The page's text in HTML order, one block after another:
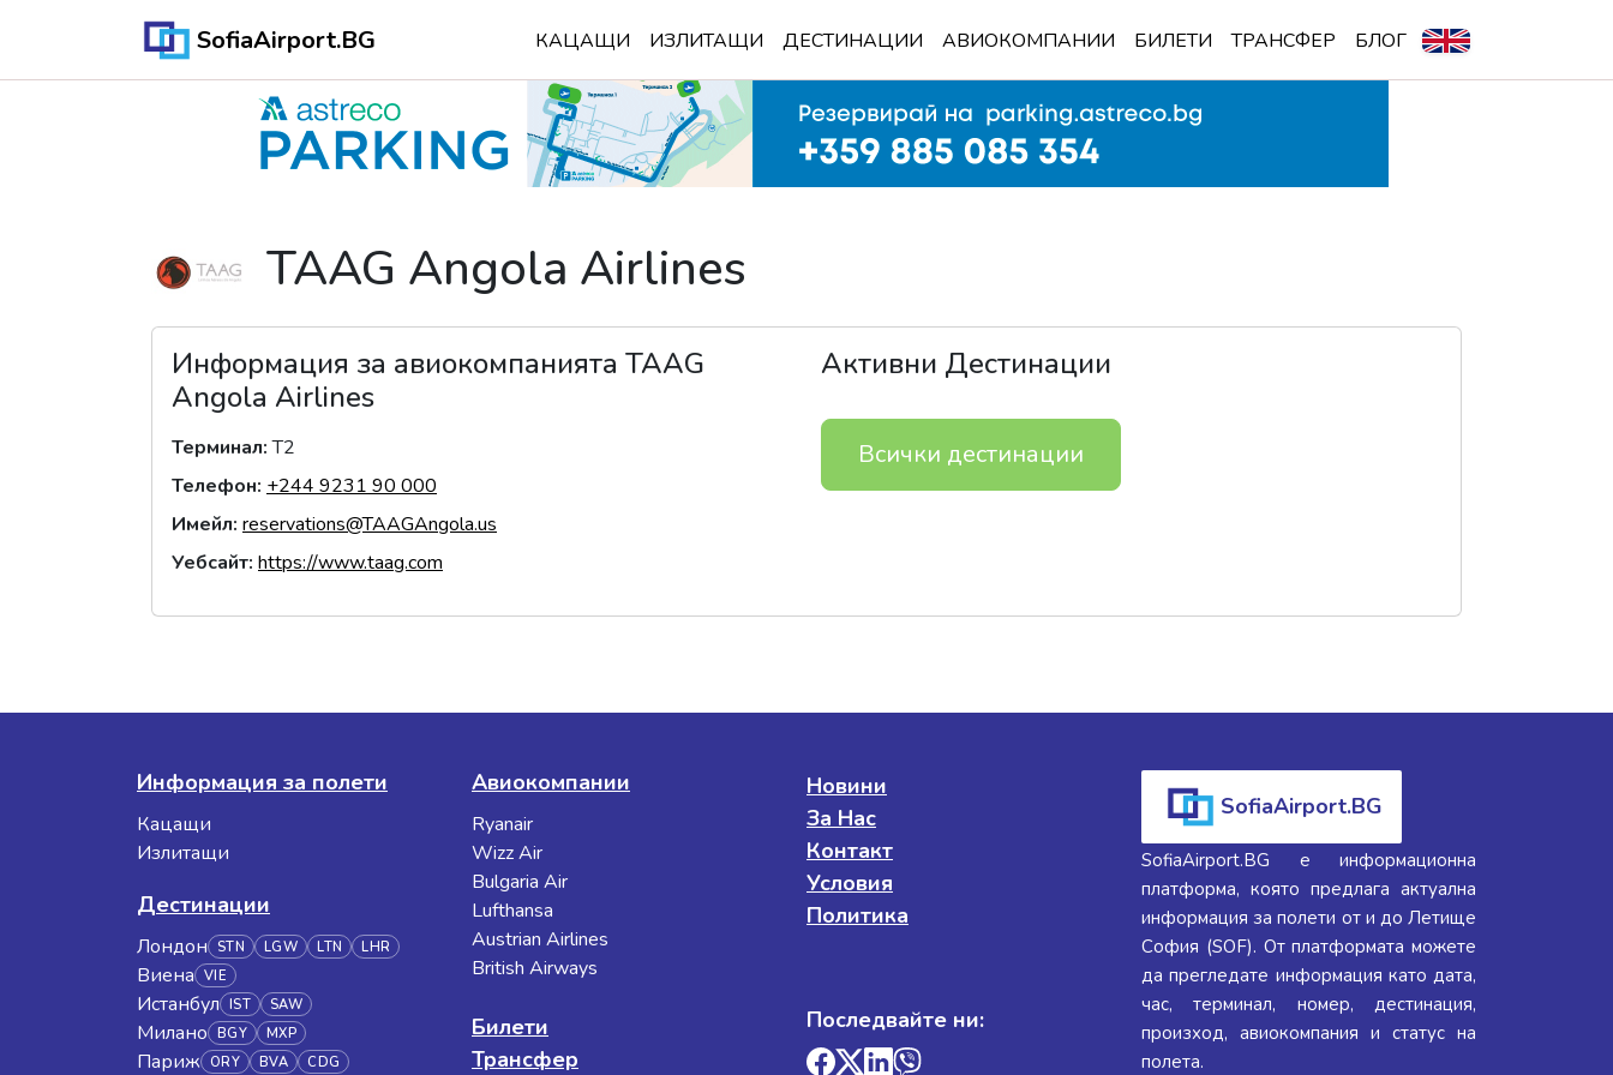
SofiaAirport.BG КАЦАЩИ ИЗЛИТАЩИ ДЕСТИНАЦИИ АВИОКОМПАНИИ БИЛЕТИ ТРАНСФЕР БЛОГ
TAAG Angola Airlines
Информация за авиокомпанията TAAG
Angola Airlines
Терминал: T2
Телефон: +244 9231 90 000
Имейл: reservations@TAAGAngola.us
Уебсайт: https://www.taag.com
Активни Дестинации
Всички дестинации
Информация за полети
Кацащи
Излитащи
Дестинации
Лондон STN LGW LTN LHR
Виена VIE
Истанбул IST SAW
Милано BGY MXP
Париж ORY BVA CDG
Авиокомпании
Ryanair
Wizz Air
Bulgaria Air
Lufthansa
Austrian Airlines
British Airways
Билети
Трансфер
Новини
За Нас
Контакт
Условия
Политика
Последвайте ни:
SofiaAirport.BG
SofiaAirport.BG е информационна
платформа, която предлага актуална
информация за полети от и до Летище
София (SOF). От платформата можете
да прегледате информация като дата,
час, терминал, номер, дестинация,
произход, авиокомпания и статус на
полета.